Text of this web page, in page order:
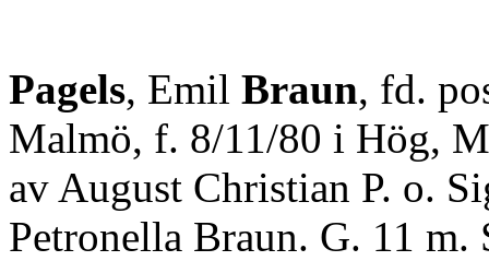
Pagels, Emil Braun, fd.
Malmö, f. 8/11/80 i Hög,
av August Christian P. o.
Petronella Braun. G. 11 m.